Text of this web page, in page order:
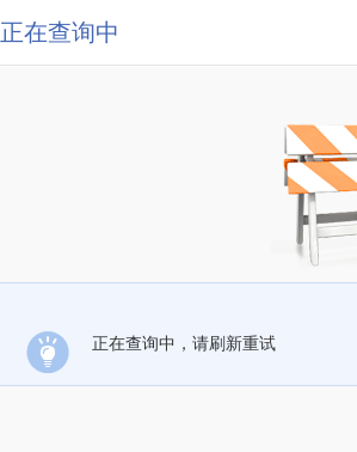
正在查询中
正在查询中，请刷新重试